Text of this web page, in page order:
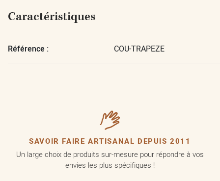
Caractéristiques
Référence : COU-TRAPEZE
SAVOIR FAIRE ARTISANAL DEPUIS 2011
Un large choix de produits sur-mesure pour répondre à vos
envies les plus spécifiques !